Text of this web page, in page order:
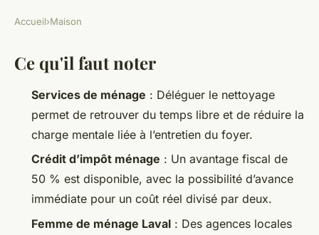
Optimiser votre temps avec
une femme de ménage à Laval
Aubine •08/06/2026 10:06 •9 min de lecture
Accueil›Maison
Ce qu'il faut noter
Services de ménage : Déléguer le nettoyage
permet de retrouver du temps libre et de réduire la
charge mentale liée à l’entretien du foyer.
Crédit d’impôt ménage : Un avantage fiscal de
50 % est disponible, avec la possibilité d’avance
immédiate pour un coût réel divisé par deux.
Femme de ménage Laval : Des agences locales